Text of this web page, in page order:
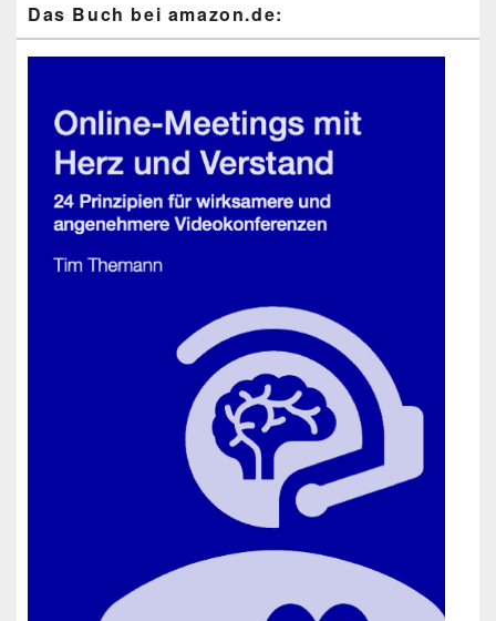
Das Buch bei ama​zon​.de: